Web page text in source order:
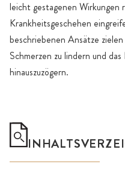
leicht gestagenen Wirkungen
Krankheitsgeschehen
beschriebenen Ansätze
Schmerzen zu lindern und
hinauszuzögern.